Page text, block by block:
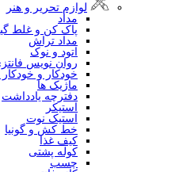
لوازم تحریر و هنر
مداد
پاک کن و غلط
مداد تراش
اتود و نوک
روان نویس
خودکار و
ماژیک ها
دفترچه یادداشت
استیکر
استیک نوت
خط کش و گونیا
کیف غذا
کوله پشتی
چسب